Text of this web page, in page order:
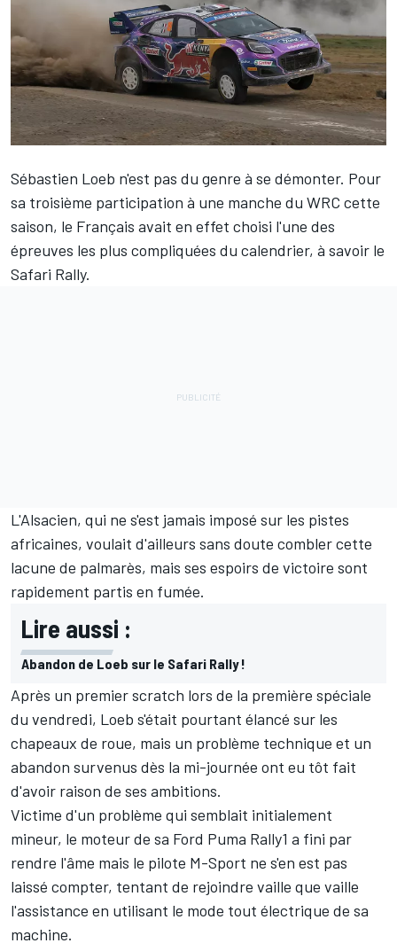
Sébastien Loeb n'est pas du genre à se démonter. Pour
sa troisième participation à une manche du WRC cette
saison, le Français avait en effet choisi l'une des
épreuves les plus compliquées du calendrier, à savoir le
Safari Rally.
L'Alsacien, qui ne s'est jamais imposé sur les pistes
africaines, voulait d'ailleurs sans doute combler cette
lacune de palmarès, mais ses espoirs de victoire sont
rapidement partis en fumée.
Lire aussi :
Abandon de Loeb sur le Safari Rally !
Après un premier scratch lors de la première spéciale
du vendredi, Loeb s'était pourtant élancé sur les
chapeaux de roue, mais un problème technique et un
abandon survenus dès la mi-journée ont eu tôt fait
d'avoir raison de ses ambitions.
Victime d'un problème qui semblait initialement
mineur, le moteur de sa Ford Puma Rally1 a fini par
rendre l'âme mais le pilote M-Sport ne s'en est pas
laissé compter, tentant de rejoindre vaille que vaille
l'assistance en utilisant le mode tout électrique de sa
machine.